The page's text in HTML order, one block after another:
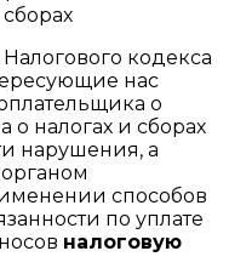
Налогового кодекса
нас
о
о налогах и сборах
нарушения, а
способов
по уплате
налоговую